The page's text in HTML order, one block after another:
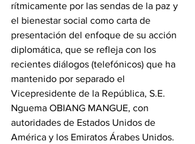
rítmicamente por las sendas de la paz y
el bienestar social como carta de
presentación del enfoque de su acción
diplomática, que se refleja con los
recientes diálogos (telefónicos) que ha
mantenido por separado el
Vicepresidente de la República, S.E.
Nguema OBIANG MANGUE, con
autoridades de Estados Unidos de
América y los Emiratos Árabes Unidos.